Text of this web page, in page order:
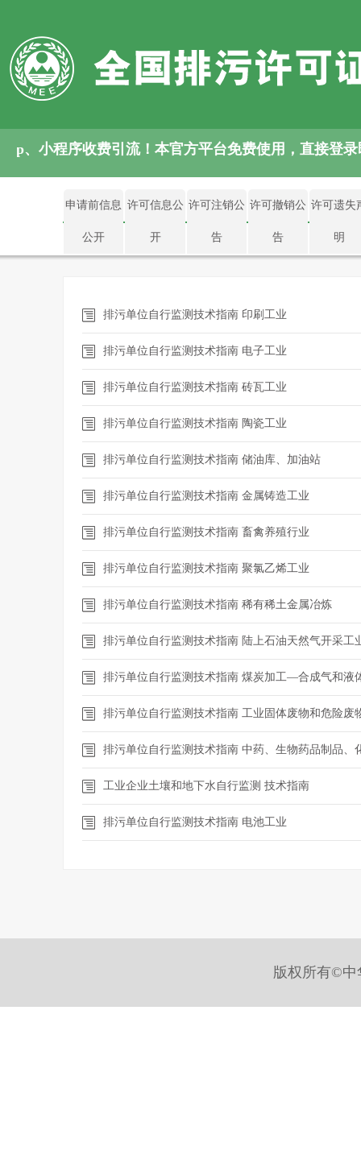
、小程序收费引流！本官方平台免费使用，直接登
申请前信息
公开
许可信息公
开
许可注销公
告
许可撤销公
告
许可遗失
明
排污单位自行监测技术指南 印刷工业
排污单位自行监测技术指南 电子工业
排污单位自行监测技术指南 砖瓦工业
排污单位自行监测技术指南 陶瓷工业
排污单位自行监测技术指南 储油库、加油站
排污单位自行监测技术指南 金属铸造工业
排污单位自行监测技术指南 畜禽养殖行业
排污单位自行监测技术指南 聚氯乙烯工业
排污单位自行监测技术指南 稀有稀土金属冶炼
排污单位自行监测技术指南 陆上石油天然气开采工
排污单位自行监测技术指南 煤炭加工—合成气和液
排污单位自行监测技术指南 工业固体废物和危险废
排污单位自行监测技术指南 中药、生物药品制品、
工业企业土壤和地下水自行监测 技术指南
排污单位自行监测技术指南 电池工业
版权所有©中